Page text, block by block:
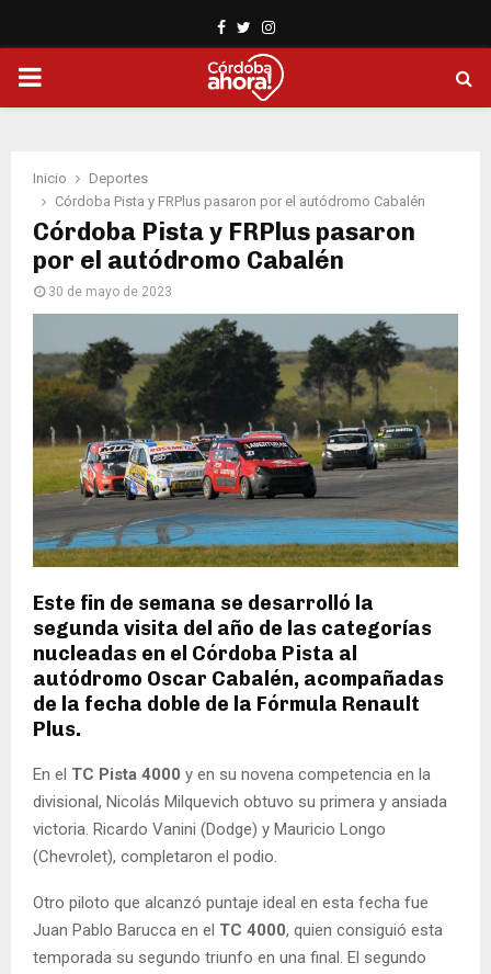
Facebook
TwitterInstagram
PRIMARY
Inicio
Deportes
Córdoba Pista y FRPlus pasaron por el autódromo Cabalén
Córdoba Pista y FRPlus pasaron
por el autódromo Cabalén
30 de mayo de 2023
Este fin de semana se desarrolló la
segunda visita del año de las categorías
nucleadas en el Córdoba Pista al
autódromo Oscar Cabalén, acompañadas
de la fecha doble de la Fórmula Renault
Plus.
En el TC Pista 4000 y en su novena competencia en la
divisional, Nicolás Milquevich obtuvo su primera y ansiada
victoria. Ricardo Vanini (Dodge) y Mauricio Longo
(Chevrolet), completaron el podio.
Otro piloto que alcanzó puntaje ideal en esta fecha fue
Juan Pablo Barucca en el TC 4000, quien consiguió esta
temporada su segundo triunfo en una final. El segundo